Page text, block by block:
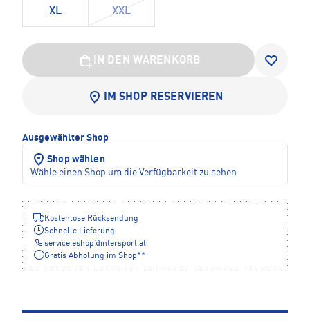
XL XXL
IN DEN WARENKORB
IM SHOP RESERVIEREN
Ausgewählter Shop
Shop wählen
Wähle einen Shop um die Verfügbarkeit zu sehen
Kostenlose Rücksendung
Schnelle Lieferung
service.eshop@intersport.at
Gratis Abholung im Shop**